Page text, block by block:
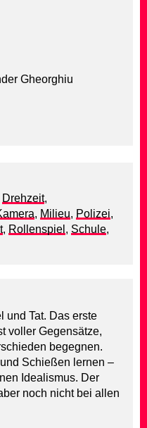
Gheorghiu
Drehzeit,
, Milieu, Polizei,
, Rollenspiel , Schule,
und Tat. Das erste
voller Gegensätze,
begegnen.
Schießen lernen –
Idealismus. Der
noch nicht bei allen